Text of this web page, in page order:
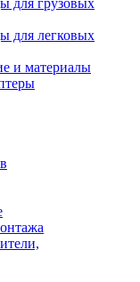
для грузовых
для легковых
и материалы